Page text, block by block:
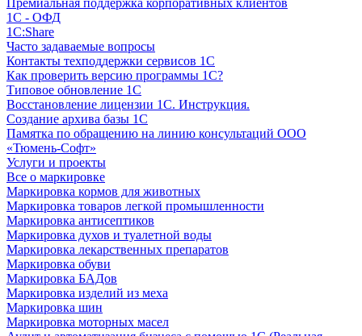
Премиальная поддержка корпоративных клиентов
1С - ОФД
1С:Share
Часто задаваемые вопросы
Контакты техподдержки сервисов 1С
Как проверить версию программы 1С?
Типовое обновление 1С
Восстановление лицензии 1С. Инструкция.
Создание архива базы 1С
Памятка по обращению на линию консультаций ООО
«Тюмень-Софт»
Услуги и проекты
Все о маркировке
Маркировка кормов для животных
Маркировка товаров легкой промышленности
Маркировка антисептиков
Маркировка духов и туалетной воды
Маркировка лекарственных препаратов
Маркировка обуви
Маркировка БАДов
Маркировка изделий из меха
Маркировка шин
Маркировка моторных масел